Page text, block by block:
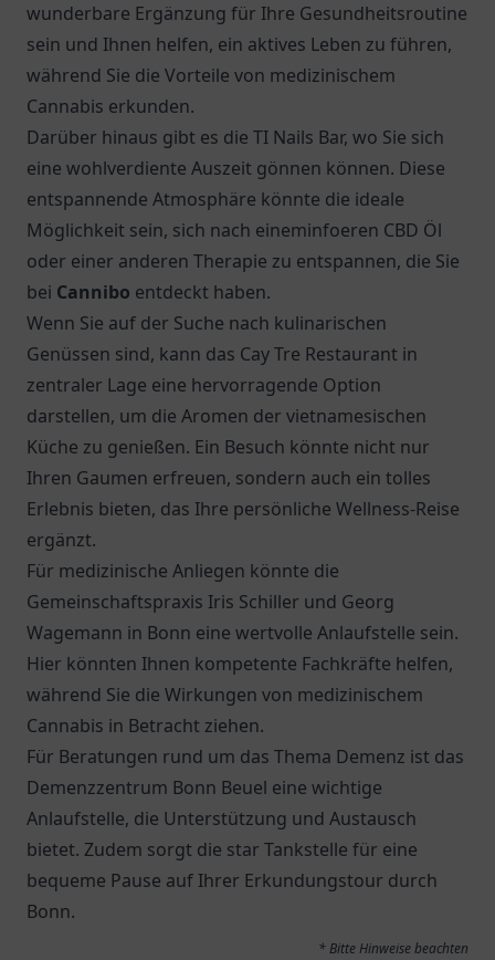
wunderbare Ergänzung für Ihre Gesundheitsroutine
sein und Ihnen helfen, ein aktives Leben zu führen,
während Sie die Vorteile von medizinischem
Cannabis erkunden.
Darüber hinaus gibt es die TI Nails Bar, wo Sie sich
eine wohlverdiente Auszeit gönnen können. Diese
entspannende Atmosphäre könnte die ideale
Möglichkeit sein, sich nach eineminfoeren CBD Öl
oder einer anderen Therapie zu entspannen, die Sie
bei Cannibo entdeckt haben.
Wenn Sie auf der Suche nach kulinarischen
Genüssen sind, kann das Cay Tre Restaurant in
zentraler Lage eine hervorragende Option
darstellen, um die Aromen der vietnamesischen
Küche zu genießen. Ein Besuch könnte nicht nur
Ihren Gaumen erfreuen, sondern auch ein tolles
Erlebnis bieten, das Ihre persönliche Wellness-Reise
ergänzt.
Für medizinische Anliegen könnte die
Gemeinschaftspraxis Iris Schiller und Georg
Wagemann in Bonn eine wertvolle Anlaufstelle sein.
Hier könnten Ihnen kompetente Fachkräfte helfen,
während Sie die Wirkungen von medizinischem
Cannabis in Betracht ziehen.
Für Beratungen rund um das Thema Demenz ist das
Demenzzentrum Bonn Beuel eine wichtige
Anlaufstelle, die Unterstützung und Austausch
bietet. Zudem sorgt die star Tankstelle für eine
bequeme Pause auf Ihrer Erkundungstour durch
Bonn.
* Bitte Hinweise beachten